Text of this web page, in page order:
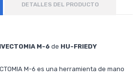
DETALLES DEL PRODUCTO
M-6 de HU-FRIEDY
M-6 es una herramienta de mano